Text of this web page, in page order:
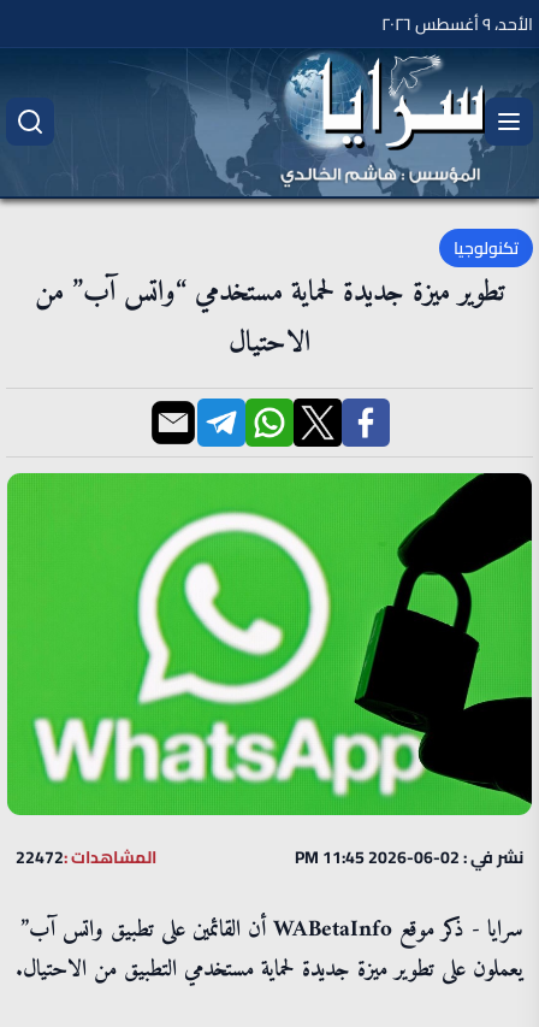
الأحد، ٩ أغسطس ٢٠٢٦
تكنولوجيا
تطوير ميزة جديدة لحماية مستخدمي “واتس آب” من
الاحتيال
نشر في : 02-06-2026 11:45 PM المشاهدات :22472
سرايا - ذكر موقع WABetaInfo أن القائمين على تطبيق واتس آب”
يعملون على تطوير ميزة جديدة لحماية مستخدمي التطبيق من الاحتيال.